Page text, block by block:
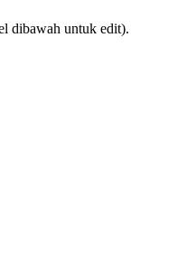
dibawah untuk edit).